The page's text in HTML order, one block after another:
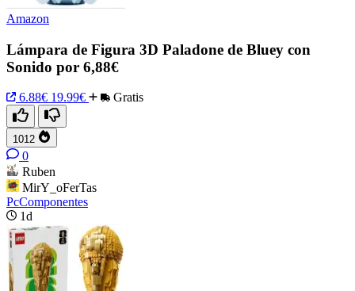
Amazon
Lámpara de Figura 3D Paladone de Bluey con
Sonido por 6,88€
6.88€ 19.99€ Gratis
1012
0
Ruben
MirY_oFerTas
PcComponentes
1d